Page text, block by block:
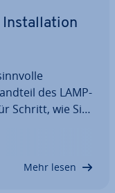
In­stal­la­ti­on
des LAMP-
Schritt, wie Sie
und
Mehr lesen